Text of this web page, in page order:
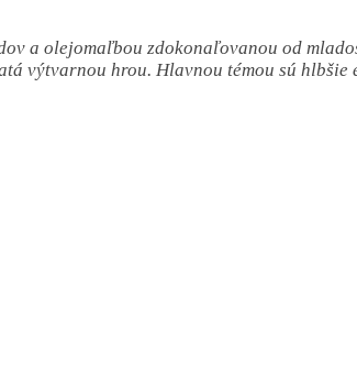
a olejomaľbou zdokonaľovanou od
výtvarnou hrou. Hlavnou témou sú